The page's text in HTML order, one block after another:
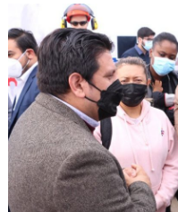
RANCAGUA: NUEVO
CLAUSURADO Y OTRO
FUNCIONAMIENTO